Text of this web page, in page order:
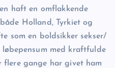
haft en omflakkende
Holland, Tyrkiet og
som en boldsikker sekser/
med kraftfulde
flere gange har givet ham